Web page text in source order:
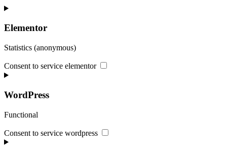
Elementor
Statistics (anonymous)
Consent to service elementor
WordPress
Functional
Consent to service wordpress